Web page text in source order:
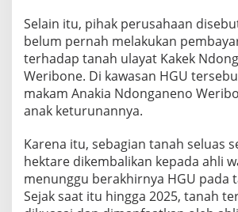
Selain itu, pihak perusahaan
belum pernah melakukan
terhadap tanah ulayat Kakek
Weribone. Di kawasan HGU
makam Anakia Ndonganeno
anak keturunannya.
Karena itu, sebagian tanah seluas
hektare dikembalikan kepada ahli
menunggu berakhirnya HGU pada
Sejak saat itu hingga 2025, tanah